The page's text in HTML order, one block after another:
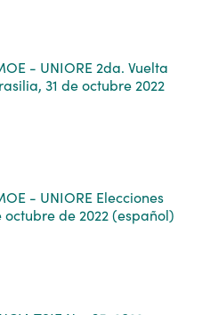
- UNIORE 2da. Vuelta
31 de octubre 2022
- UNIORE Elecciones
de 2022 (español)